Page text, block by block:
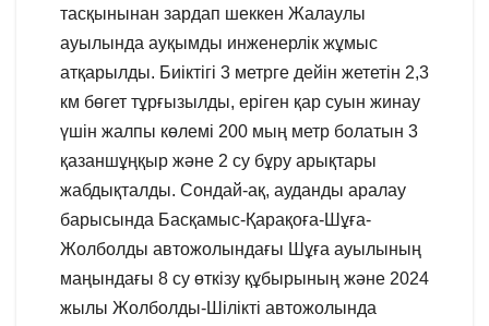
тасқынынан зардап шеккен Жалаулы
ауылында ауқымды инженерлік жұмыс
атқарылды. Биіктігі 3 метрге дейін жететін 2,3
км бөгет тұрғызылды, еріген қар суын жинау
үшін жалпы көлемі 200 мың метр болатын 3
қазаншұңқыр және 2 су бұру арықтары
жабдықталды. Сондай-ақ, ауданды аралау
барысында Басқамыс-Қарақоға-Шұға-
Жолболды автожолындағы Шұға ауылының
маңындағы 8 су өткізу құбырының және 2024
жылы Жолболды-Шілікті автожолында